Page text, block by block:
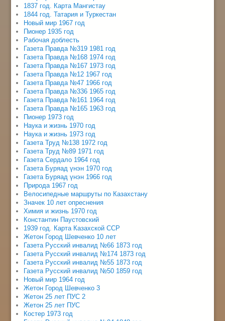
1837 год. Карта Мангистау
1844 год. Татария и Туркестан
Новый мир 1967 год
Пионер 1935 год
Рабочая доблесть
Газета Правда №319 1981 год
Газета Правда №168 1974 год
Газета Правда №167 1973 год
Газета Правда №12 1967 год
Газета Правда №47 1966 год
Газета Правда №336 1965 год
Газета Правда №161 1964 год
Газета Правда №165 1963 год
Пионер 1973 год
Наука и жизнь 1970 год
Наука и жизнь 1973 год
Газета Труд №138 1972 год
Газета Труд №89 1971 год
Газета Сердало 1964 год
Газета Буряад үнэн 1970 год
Газета Буряад үнэн 1966 год
Природа 1967 год
Велосипедные маршруты по Казахстану
Значек 10 лет опреснения
Химия и жизнь 1970 год
Константин Паустовский
1939 год. Карта Казахской ССР
Жетон Город Шевченко 10 лет
Газета Русский инвалид №66 1873 год
Газета Русский инвалид №174 1873 год
Газета Русский инвалид №55 1873 год
Газета Русский инвалид №50 1859 год
Новый мир 1964 год
Жетон Город Шевченко 3
Жетон 25 лет ПУС 2
Жетон 25 лет ПУС
Костер 1973 год